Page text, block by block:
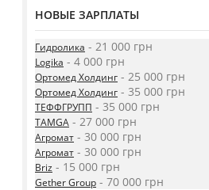
НОВЫЕ ЗАРПЛАТЫ
Гидролика - 21 000 грн
Logika - 4 000 грн
Ортомед Холдинг - 25 000 грн
Ортомед Холдинг - 35 000 грн
ТЕФФГРУПП - 35 000 грн
TAMGA - 27 000 грн
Агромат - 30 000 грн
Агромат - 30 000 грн
Briz - 15 000 грн
Gether Group - 70 000 грн